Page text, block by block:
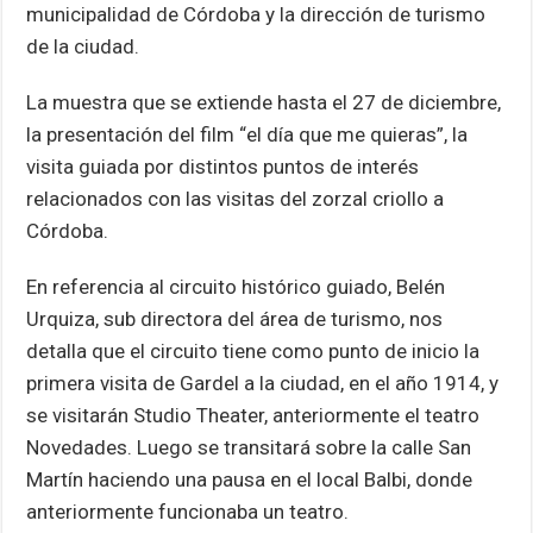
municipalidad de Córdoba y la dirección de turismo
de la ciudad.
La muestra que se extiende hasta el 27 de diciembre,
la presentación del film “el día que me quieras”, la
visita guiada por distintos puntos de interés
relacionados con las visitas del zorzal criollo a
Córdoba.
En referencia al circuito histórico guiado, Belén
Urquiza, sub directora del área de turismo, nos
detalla que el circuito tiene como punto de inicio la
primera visita de Gardel a la ciudad, en el año 1914, y
se visitarán Studio Theater, anteriormente el teatro
Novedades. Luego se transitará sobre la calle San
Martín haciendo una pausa en el local Balbi, donde
anteriormente funcionaba un teatro.